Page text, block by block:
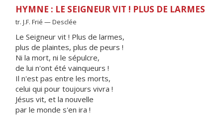
HYMNE : LE SEIGNEUR VIT ! PLUS DE LARMES
tr. J.F. Frié — Desclée
Le Seigneur vit ! Plus de larmes,
plus de plaintes, plus de peurs !
Ni la mort, ni le sépulcre,
de lui n'ont été vainqueurs !
Il n'est pas entre les morts,
celui qui pour toujours vivra !
Jésus vit, et la nouvelle
par le monde s'en ira !